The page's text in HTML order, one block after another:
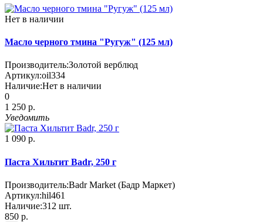
Нет в наличии
Масло черного тмина "Ругуж" (125 мл)
Производитель:Золотой верблюд
Артикул:oil334
Наличие:Нет в наличии
0
1 250 р.
Уведомить
1 090 р.
Паста Хильтит Badr, 250 г
Производитель:Badr Market (Бадр Маркет)
Артикул:hil461
Наличие:312 шт.
850 р.